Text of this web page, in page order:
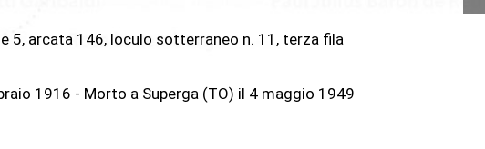
5, arcata 146, loculo sotterraneo n. 11, terza fila
1916 - Morto a Superga (TO) il 4 maggio 1949